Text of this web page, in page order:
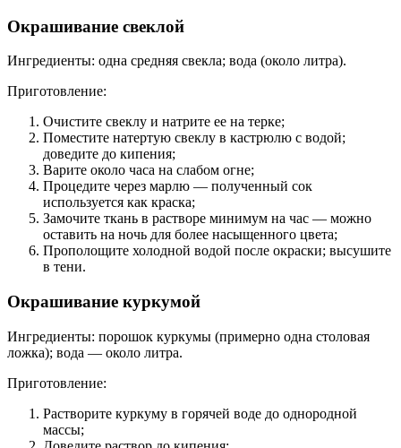
Окрашивание свеклой
Ингредиенты: одна средняя свекла; вода (около литра).
Приготовление:
Очистите свеклу и натрите ее на терке;
Поместите натертую свеклу в кастрюлю с водой;
доведите до кипения;
Варите около часа на слабом огне;
Процедите через марлю — полученный сок
используется как краска;
Замочите ткань в растворе минимум на час — можно
оставить на ночь для более насыщенного цвета;
Прополощите холодной водой после окраски; высушите
в тени.
Окрашивание куркумой
Ингредиенты: порошок куркумы (примерно одна столовая
ложка); вода — около литра.
Приготовление:
Растворите куркуму в горячей воде до однородной
массы;